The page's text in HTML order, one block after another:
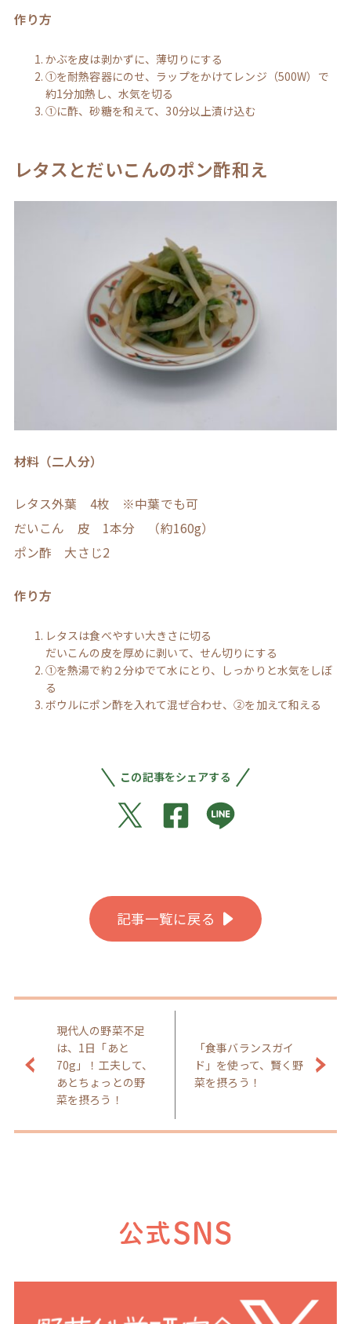
作り方
かぶを皮は剥かずに、薄切りにする
①を耐熱容器にのせ、ラップをかけてレンジ（500W）で
約1分加熱し、水気を切る
①に酢、砂糖を和えて、30分以上漬け込む
レタスとだいこんのポン酢和え
材料（二人分）
レタス外葉 4枚 ※中葉でも可
だいこん 皮 1本分 （約160g）
ポン酢 大さじ2
作り方
レタスは食べやすい大きさに切る
だいこんの皮を厚めに剥いて、せん切りにする
①を熱湯で約２分ゆでて水にとり、しっかりと水気をしぼ
る
ボウルにポン酢を入れて混ぜ合わせ、②を加えて和える
この記事をシェアする
記事一覧に戻る
現代人の野菜不足
は、1日「あと
70g」！工夫して、
あとちょっとの野
菜を摂ろう！
「食事バランスガイ
ド」を使って、賢く野
菜を摂ろう！